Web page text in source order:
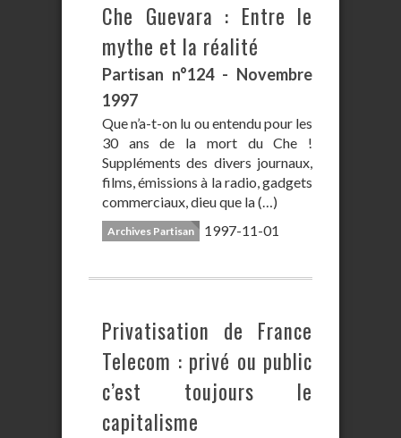
Che Guevara : Entre le
mythe et la réalité
Partisan n°124 - Novembre
1997
Que n’a-t-on lu ou entendu pour les
30 ans de la mort du Che !
Suppléments des divers journaux,
films, émissions à la radio, gadgets
commerciaux, dieu que la (…)
Archives Partisan 1997-11-01
Privatisation de France
Telecom : privé ou public
c’est toujours le
capitalisme